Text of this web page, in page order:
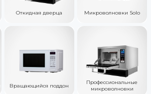
Откидная дверца Микроволновки Solo
Вращающийся поддон
Профессиональные
микроволновки